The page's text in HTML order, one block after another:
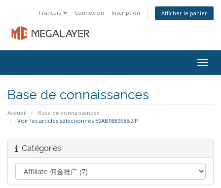
Français Connexion Inscription Afficher le panier
Base de connaissances
Accueil
Base de connaissances
Voir les articles sélectionnés E9AB98E998B2IP
Catégories